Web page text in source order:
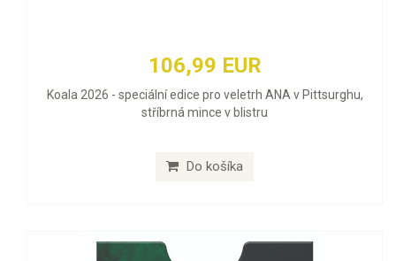
106,99 EUR
Koala 2026 - speciální edice pro veletrh ANA v Pittsurghu,
stříbrná mince v blistru
Do košíka